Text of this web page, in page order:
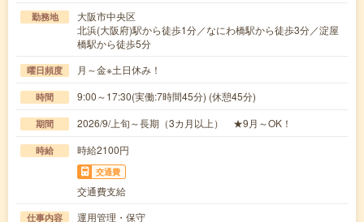
勤務地
大阪市中央区
北浜(大阪府)駅から徒歩1分／なにわ橋駅から徒歩3分／淀屋
橋駅から徒歩5分
曜日頻度 月～金※土日休み！
時間 9:00～17:30(実働:7時間45分) (休憩45分)
期間 2026/9/上旬～長期（3カ月以上） ★9月～OK！
時給 時給2100円
交通費
交通費支給
仕事内容
運用管理・保守